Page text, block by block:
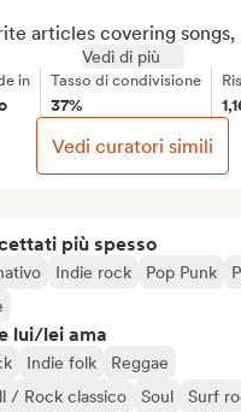
più spesso
Indie rock Pop Punk
lui/lei ama
Indie folk
Reggae
/ Rock classico
Soul Surf
articles covering songs,
Vedi di più
in Tasso di condivisione
37%
Vedi curatori simili